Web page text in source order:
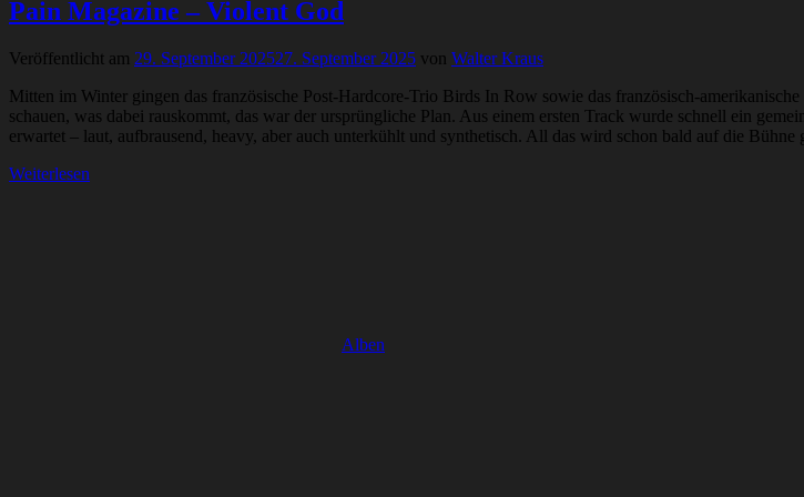
Pain Magazine – Violent God
Veröffentlicht am 29. September 202527. September 2025 von Walter Kraus
Mitten im Winter gingen das französische Post-Hardcore-Trio Birds In Row sowie das französisch-
schauen, was dabei rauskommt, das war der ursprüngliche Plan. Aus einem ersten Track wurde schnell ein
erwartet – laut, aufbrausend, heavy, aber auch unterkühlt und synthetisch. All das wird schon bald auf die
Weiterlesen
Alben